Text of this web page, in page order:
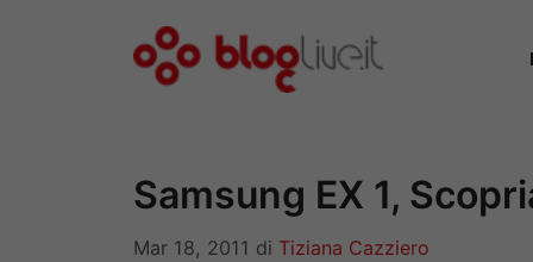
Samsung EX 1,
Mar 18, 2011 di Tiziana Cazziero